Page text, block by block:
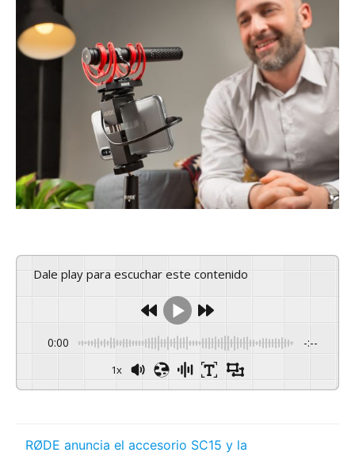
Dale play para escuchar este contenido
0:00 -:--
1x
RØDE anuncia el accesorio SC15 y la